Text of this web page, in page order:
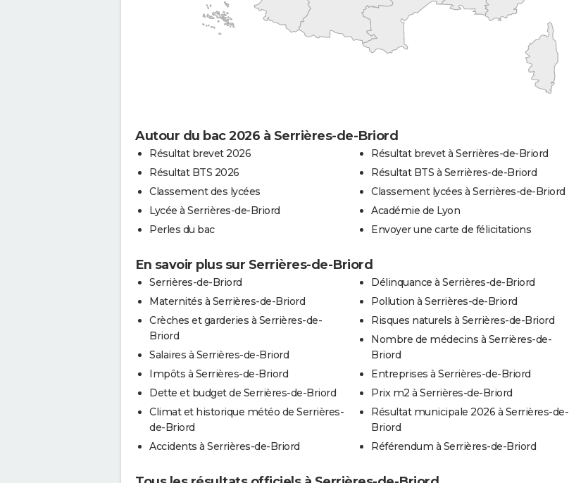
Autour du bac 2026 à Serrières-de-Briord
Résultat brevet 2026
Résultat BTS 2026
Classement des lycées
Lycée à Serrières-de-Briord
Perles du bac
Résultat brevet à Serrières-de-Briord
Résultat BTS à Serrières-de-Briord
Classement lycées à Serrières-de-Briord
Académie de Lyon
Envoyer une carte de félicitations
En savoir plus sur Serrières-de-Briord
Serrières-de-Briord
Maternités à Serrières-de-Briord
Crèches et garderies à Serrières-de-
Briord
Salaires à Serrières-de-Briord
Impôts à Serrières-de-Briord
Dette et budget de Serrières-de-Briord
Climat et historique météo de Serrières-
de-Briord
Accidents à Serrières-de-Briord
Délinquance à Serrières-de-Briord
Pollution à Serrières-de-Briord
Risques naturels à Serrières-de-Briord
Nombre de médecins à Serrières-de-
Briord
Entreprises à Serrières-de-Briord
Prix m2 à Serrières-de-Briord
Résultat municipale 2026 à Serrières-de-
Briord
Référendum à Serrières-de-Briord